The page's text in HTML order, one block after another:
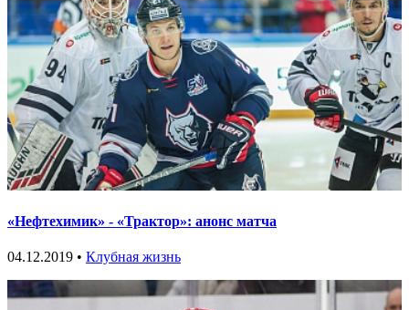
«Нефтехимик» - «Трактор»: анонс матча
04.12.2019 • Клубная жизнь